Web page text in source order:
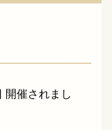
開催されまし